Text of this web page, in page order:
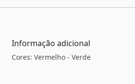
Informação adicional
Cores: Vermelho - Verde